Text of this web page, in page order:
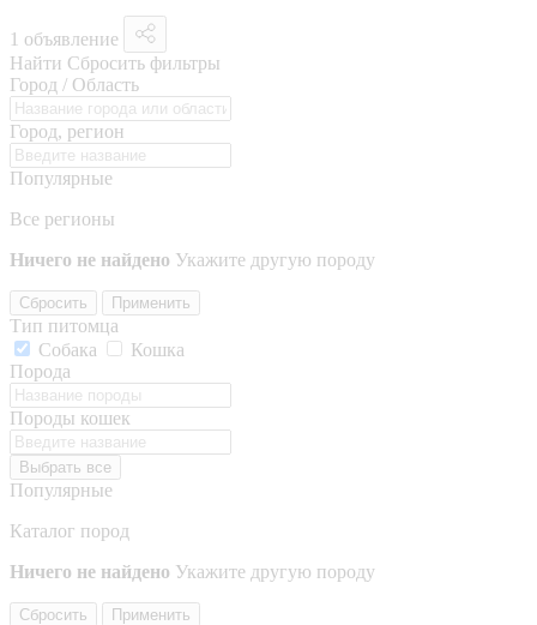
1 объявление
Найти Сбросить фильтры
Город / Область
Город, регион
Популярные
Все регионы
Ничего не найдено Укажите другую породу
Сбросить Применить
Тип питомца
Собака
Кошка
Порода
Породы кошек
Выбрать все
Популярные
Каталог пород
Ничего не найдено Укажите другую породу
Сбросить Применить